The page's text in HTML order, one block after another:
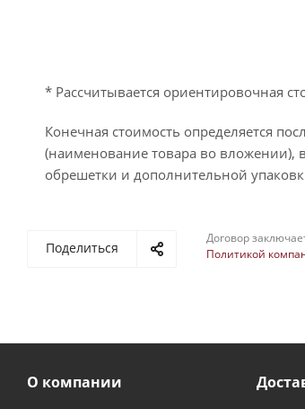
* Рассчитывается ориентировочная
Конечная стоимость определяется
(наименование товара во вложении),
обрешетки и дополнительной
Поделиться
Договор
Политикой
О компании